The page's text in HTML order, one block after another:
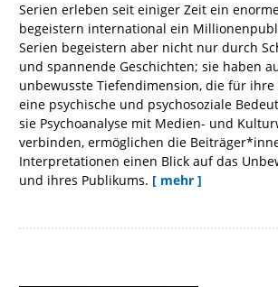
Serien erleben seit einiger Zeit ein
begeistern international ein
Serien begeistern aber nicht nur durch
und spannende Geschichten; sie haben
unbewusste Tiefendimension, die für
eine psychische und psychosoziale
sie Psychoanalyse mit Medien- und
verbinden, ermöglichen die
Interpretationen einen Blick auf das
und ihres Publikums. [ mehr ]